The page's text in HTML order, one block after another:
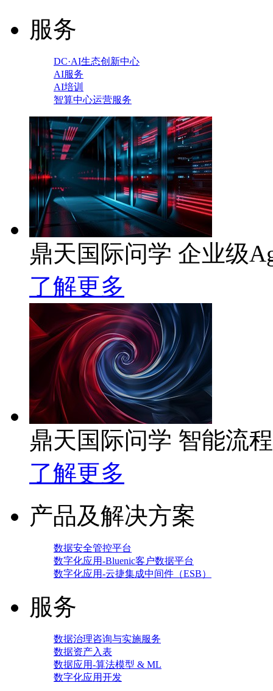
服务
DC·AI生态创新中心
AI服务
AI培训
智算中心运营服务
鼎天国际问学 企业级
了解更多
鼎天国际问学 智能流
了解更多
产品及解决方案
数据安全管控平台
数字化应用-Bluenic客户数据平台
数字化应用-云捷集成中间件（ESB）
服务
数据治理咨询与实施服务
数据资产入表
数据应用-算法模型 & ML
数字化应用开发